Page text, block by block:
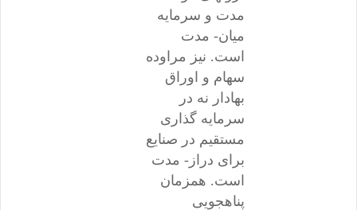
مدت و سرمایه
میان- مدت
است. نیز مراوده
سهام و اوراق
بهادار نه در
سرمایه گذاری
مستقیم در صنایع
برای دراز- مدت
است. همزمان
پناهجویی